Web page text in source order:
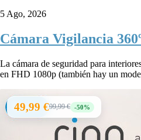
5 Ago, 2026
Cámara Vigilancia
La cámara de seguridad para
en FHD 1080p (también hay un
49,99 €99,99 € -50%